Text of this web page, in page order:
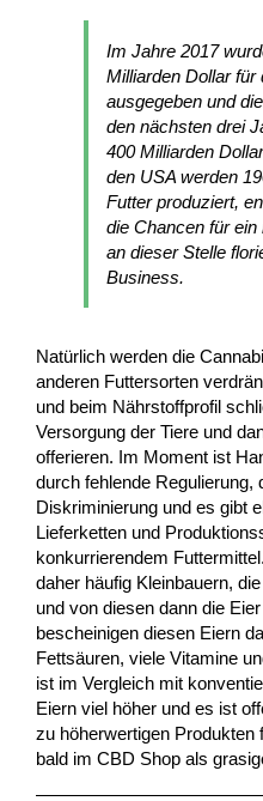
Im Jahre 2017
Milliarden Dollar für
ausgegeben und
den nächsten drei
400 Milliarden
den USA werden
Futter produziert,
die Chancen für
an dieser Stelle
Business.
Natürlich werden die
anderen Futtersorten
und beim Nährstoffprofil
Versorgung der Tiere und
offerieren. Im Moment ist
durch fehlende Regulierung,
Diskriminierung und es gibt
Lieferketten und
konkurrierendem
daher häufig Kleinbauern,
und von diesen dann die
bescheinigen diesen Eiern
Fettsäuren, viele Vitamine
ist im Vergleich mit
Eiern viel höher und es ist
zu höherwertigen Produkten
bald im CBD Shop als